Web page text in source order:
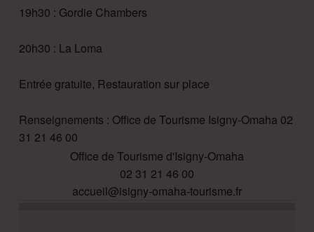
19h30 : Gordie Chambers
20h30 : La Loma
Entrée gratuite, Restauration sur place
Renseignements : Office de Tourisme Isigny-Omaha 02
31 21 46 00
Office de Tourisme d'Isigny-Omaha
02 31 21 46 00
accueil@isigny-omaha-tourisme.fr